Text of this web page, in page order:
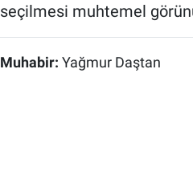
seçilmesi muhtemel
Muhabir: Yağmur Daştan